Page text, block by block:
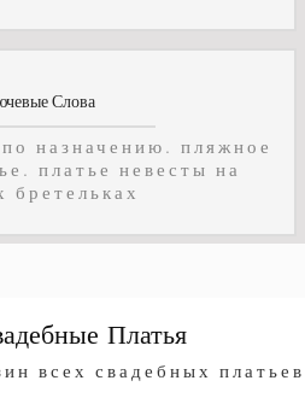
Слова
назначению. пляжное
платье невесты на
бретельках
Платья
всех свадебных платьев